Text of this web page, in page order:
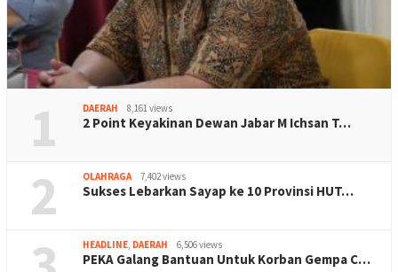
1 DAERAH 8,161 views
2 Point Keyakinan Dewan Jabar M Ichsan T…
2 OLAHRAGA 7,402 views
Sukses Lebarkan Sayap ke 10 Provinsi HUT…
HEADLINE, DAERAH 6,506 views
PEKA Galang Bantuan Untuk Korban Gempa C…